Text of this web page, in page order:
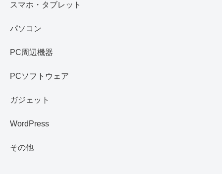
スマホ・タブレット
パソコン
PC周辺機器
PCソフトウェア
ガジェット
WordPress
その他